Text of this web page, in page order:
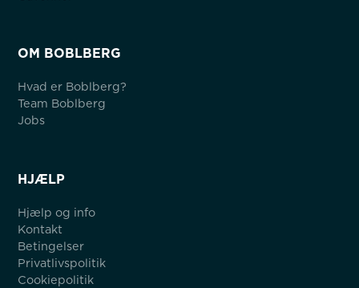
OM BOBLBERG
Hvad er Boblberg?
Team Boblberg
Jobs
HJÆLP
Hjælp og info
Kontakt
Betingelser
Privatlivspolitik
Cookiepolitik